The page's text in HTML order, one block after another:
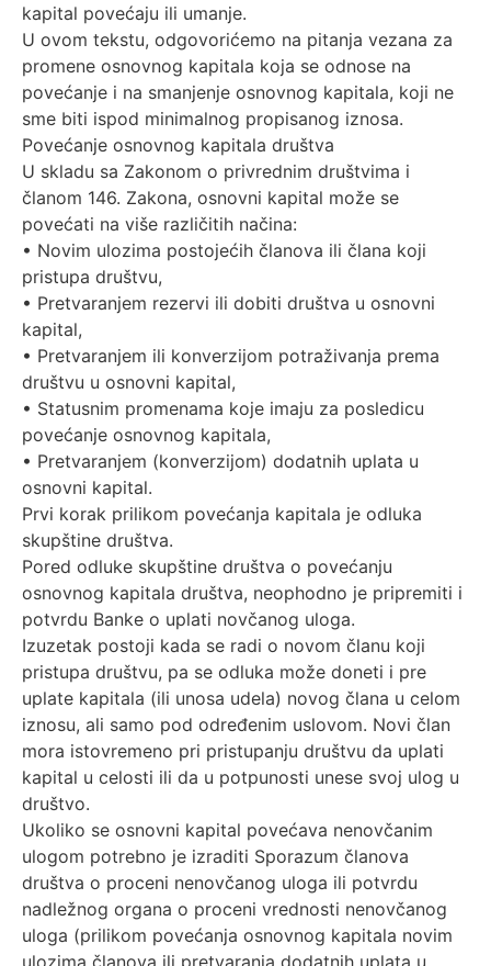
kapital povećaju ili umanje.
U ovom tekstu, odgovorićemo na pitanja vezana za
promene osnovnog kapitala koja se odnose na
povećanje i na smanjenje osnovnog kapitala, koji ne
sme biti ispod minimalnog propisanog iznosa.
Povećanje osnovnog kapitala društva
U skladu sa Zakonom o privrednim društvima i
članom 146. Zakona, osnovni kapital može se
povećati na više različitih načina:
• Novim ulozima postojećih članova ili člana koji
pristupa društvu,
• Pretvaranjem rezervi ili dobiti društva u osnovni
kapital,
• Pretvaranjem ili konverzijom potraživanja prema
društvu u osnovni kapital,
• Statusnim promenama koje imaju za posledicu
povećanje osnovnog kapitala,
• Pretvaranjem (konverzijom) dodatnih uplata u
osnovni kapital.
Prvi korak prilikom povećanja kapitala je odluka
skupštine društva.
Pored odluke skupštine društva o povećanju
osnovnog kapitala društva, neophodno je pripremiti i
potvrdu Banke o uplati novčanog uloga.
Izuzetak postoji kada se radi o novom članu koji
pristupa društvu, pa se odluka može doneti i pre
uplate kapitala (ili unosa udela) novog člana u celom
iznosu, ali samo pod određenim uslovom. Novi član
mora istovremeno pri pristupanju društvu da uplati
kapital u celosti ili da u potpunosti unese svoj ulog u
društvo.
Ukoliko se osnovni kapital povećava nenovčanim
ulogom potrebno je izraditi Sporazum članova
društva o proceni nenovčanog uloga ili potvrdu
nadležnog organa o proceni vrednosti nenovčanog
uloga (prilikom povećanja osnovnog kapitala novim